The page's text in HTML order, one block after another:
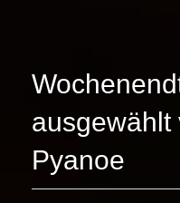
ausgewählt
Pyanoe